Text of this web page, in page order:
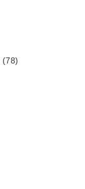
(78)